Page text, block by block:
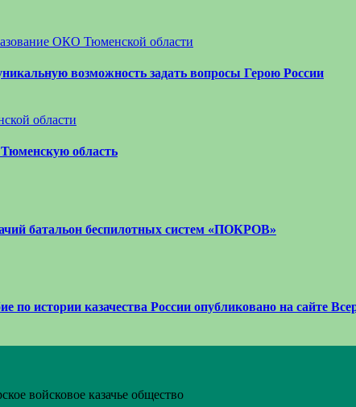
ОКО Тюменской области
возможность задать вопросы Герою России
области
область
батальон беспилотных систем «ПОКРОВ»
по истории казачества России опубликовано на сайте
войсковое казачье общество